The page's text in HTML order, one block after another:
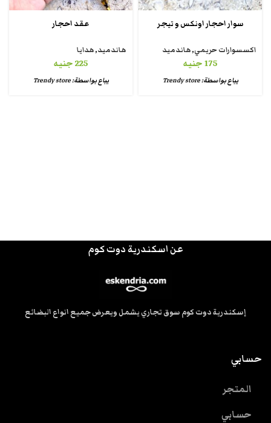
سوار احجار اونكس و تيجر
اكسسوارات حريمي,هاندميد
175جنيه
يباع بواسطة:Trendy store
عقد احجار
هاندميد,هدايا
225جنيه
يباع بواسطة:Trendy store
عن اسكندرية دوت كوم
إسكندرية دوت كوم سوق تجاري يشمل ويعرض جميع انواع البضائع
حسابي
المتجر
حسابي